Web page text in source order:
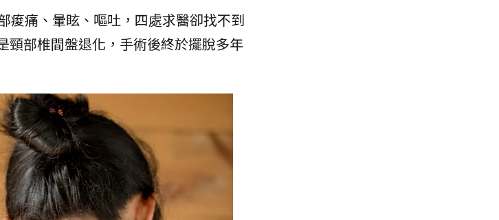
痠痛、暈眩、嘔吐，四處求醫卻找不到
頸部椎間盤退化，手術後終於擺脫多年